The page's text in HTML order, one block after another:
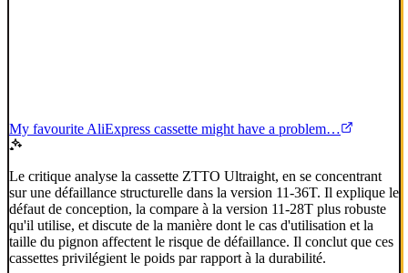
My favourite AliExpress cassette might have a problem…
Le critique analyse la cassette ZTTO Ultraight, en se concentrant
sur une défaillance structurelle dans la version 11-36T. Il explique le
défaut de conception, la compare à la version 11-28T plus robuste
qu'il utilise, et discute de la manière dont le cas d'utilisation et la
taille du pignon affectent le risque de défaillance. Il conclut que ces
cassettes privilégient le poids par rapport à la durabilité.